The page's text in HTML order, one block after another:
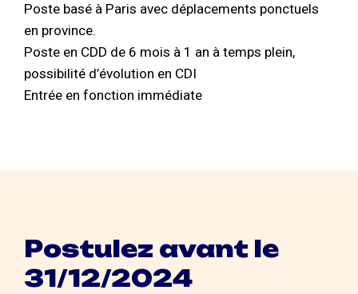
Poste basé à Paris avec déplacements ponctuels
en province.
Poste en CDD de 6 mois à 1 an à temps plein,
possibilité d’évolution en CDI
Entrée en fonction immédiate
Postulez avant le
31/12/2024